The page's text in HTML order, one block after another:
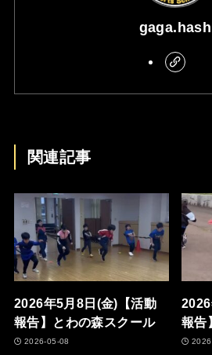
gaga.hash
関連記事
2026年5月8日(金)【活動
報告】とわの森スクール
2026-05-08
報告